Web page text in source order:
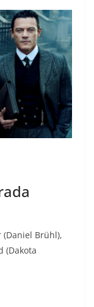
(Daniel Brühl),
(Dakota